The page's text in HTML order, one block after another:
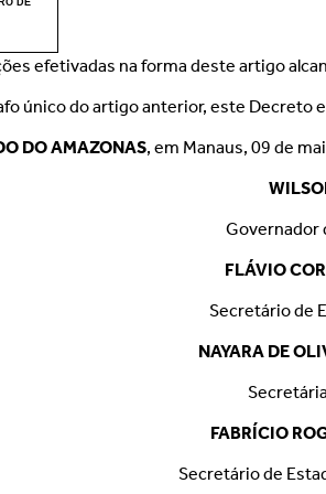
DE
efetivadas na forma deste artigo
único do artigo anterior, este Decreto
DO AMAZONAS, em Manaus, 09 de
Governador
FLÁVIO
Secretário de
NAYARA DE
FABRÍCIO
Secretário de